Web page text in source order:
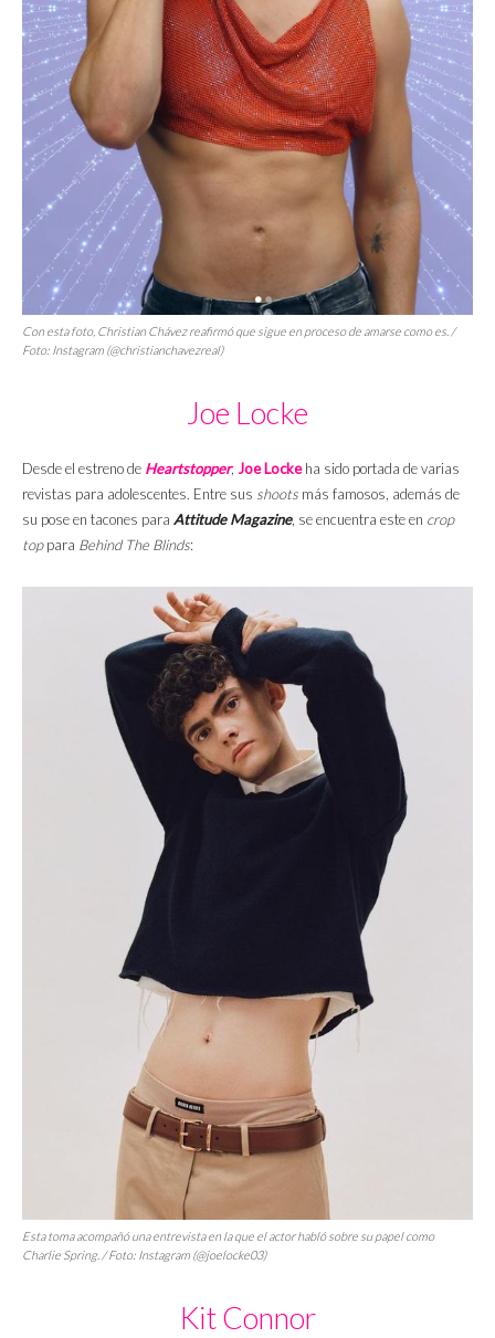
Con esta foto, Christian Chávez reafirmó que sigue en proceso de amarse como es. /
Foto: Instagram (@christianchavezreal)
Joe Locke
Desde el estreno de Heartstopper, Joe Lockeha sido portada de varias
revistas para adolescentes. Entre sus shoots más famosos, además de
su pose en tacones para Attitude Magazine, se encuentra este en crop
toppara Behind The Blinds:
Esta toma acompañó una entrevista en la que el actor habló sobre su papel como
Charlie Spring. / Foto: Instagram (@joelocke03)
Kit Connor